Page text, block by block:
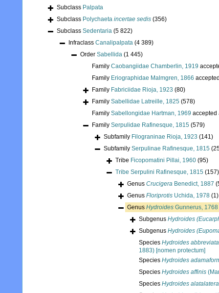
Subclass Palpata
Subclass Polychaeta incertae sedis (356)
Subclass Sedentaria (5 822)
Infraclass Canalipalpata (4 389)
Order Sabellida (1 445)
Family Caobangiidae Chamberlin, 1919
Family Eriographidae Malmgren, 1866
Family Fabriciidae Rioja, 1923 (80)
Family Sabellidae Latreille, 1825 (578)
Family Sabellongidae Hartman, 1969
Family Serpulidae Rafinesque, 1815 (579)
Subfamily Filograninae Rioja, 1923 (141)
Subfamily Serpulinae Rafinesque, 1815
Tribe Ficopomatini Pillai, 1960 (95)
Tribe Serpulini Rafinesque, 1815 (157)
Genus Crucigera Benedict, 1887
Genus Floriprotis Uchida, 1978 (1)
Genus Hydroides Gunnerus, 1768
Subgenus Hydroides
Subgenus Hydroides
Species Hydroides abbreviata
1883) [nomen protectum]
Species Hydroides
Species Hydroides affinis
Species Hydroides